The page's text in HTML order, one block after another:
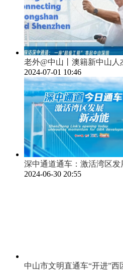
老外@中山丨澳籍新中山人
2024-07-01 10:46
深中通道通车：激活湾区发
2024-06-30 20:55
中山市文明直通车“开进”西